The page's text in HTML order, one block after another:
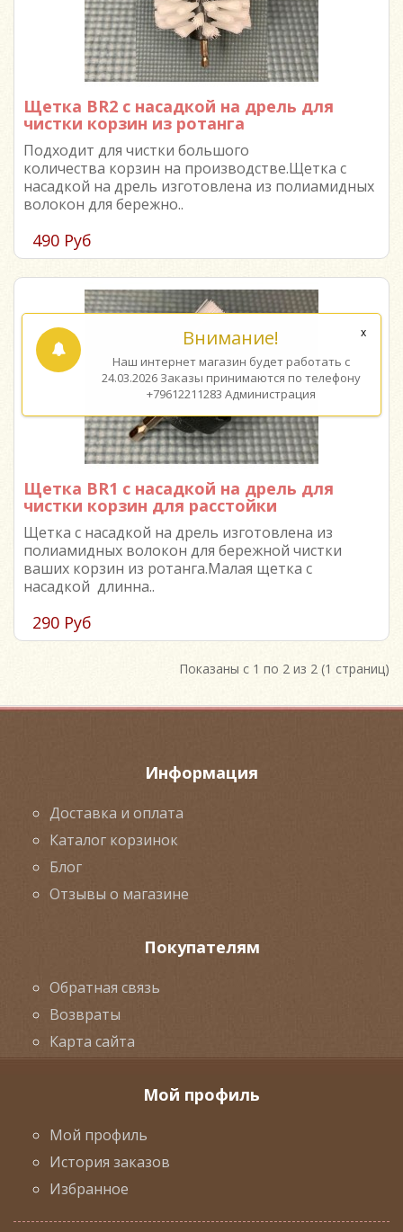
Щетка BR2 с насадкой на дрель для
чистки корзин из ротанга
Подходит для чистки большого
количества корзин на производстве.Щетка с
насадкой на дрель изготовлена из полиамидных
волокон для бережно..
490 Руб
Щетка BR1 с насадкой на дрель для
чистки корзин для расстойки
Щетка с насадкой на дрель изготовлена из
полиамидных волокон для бережной чистки
ваших корзин из ротанга.Малая щетка с
насадкой длинна..
290 Руб
Показаны с 1 по 2 из 2 (1 страниц)
Информация
Доставка и оплата
Каталог корзинок
Блог
Отзывы о магазине
Покупателям
Обратная связь
Возвраты
Карта сайта
Мой профиль
Мой профиль
История заказов
Избранное
Внимание!
Наш интернет магазин будет работать с
24.03.2026 Заказы принимаются по телефону
+79612211283 Администрация